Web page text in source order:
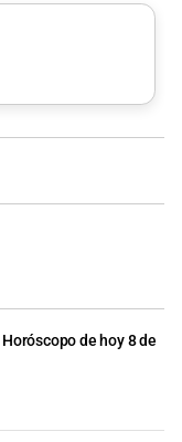
Horóscopo de hoy 8 de